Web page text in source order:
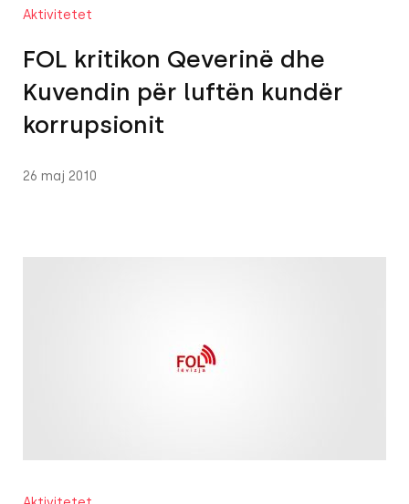
Aktivitetet
FOL kritikon Qeverinë dhe
Kuvendin për luftën kundër
korrupsionit
26 maj 2010